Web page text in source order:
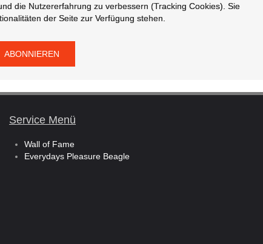
Service Menü
Wall of Fame
Everydays Pleasure Beagle
die Nutzererfahrung zu verbessern (Tracking Cookies). Sie
der Seite zur Verfügung stehen.
die Nutzererfahrung zu verbessern (Tracking Cookies). Sie
der Seite zur Verfügung stehen.